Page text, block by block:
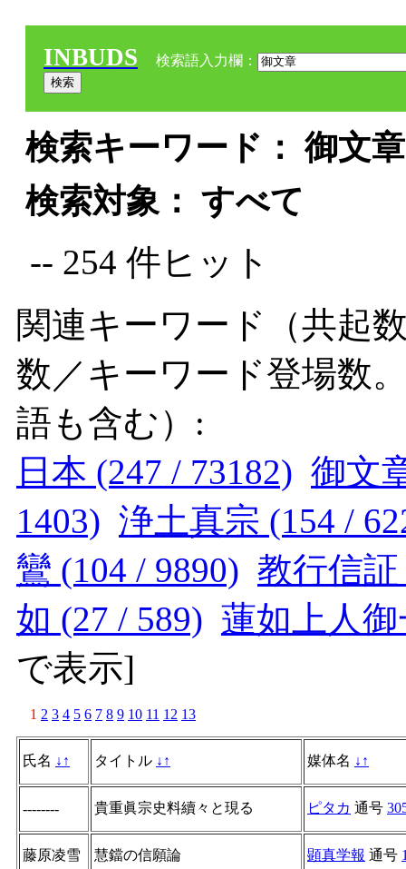
INBUDS 検索語入力欄：
検索キーワード： 御文
検索対象： すべて
-- 254 件ヒット
関連キーワード（共起
数／キーワード登場数
語も含む）:
日本 (247 / 73182) 御文
1403) 浄土真宗 (154 /
鸞 (104 / 9890) 教行信証
如 (27 / 589) 蓮如上人
で表示]
1 2 3 4 5 6 7 8 9 10 11 12 13
氏名 ↓ ↑ タイトル ↓ ↑ 媒体名 ↓ ↑
-------- 貴重眞宗史料續々と現る ピタカ 通号
藤原凌雪 慧鐺の信願論 顕真学報 通号